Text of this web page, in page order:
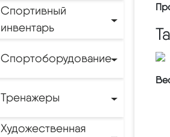
Спортивный
инвентарь
Спортоборудование
Тренажеры
Художественная